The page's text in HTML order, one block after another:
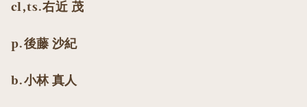
cl,ts.右近 茂
p.後藤 沙紀
b.小林 真人